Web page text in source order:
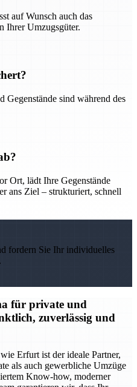
auf Wunsch auch das
Ihrer Umzugsgüter.
Gegenstände sind während des
Ort, lädt Ihre Gegenstände
ans Ziel – strukturiert, schnell
fordern Sie Ihr individuelles
für private und
zuverlässig und
Erfurt ist der ideale Partner,
als auch gewerbliche Umzüge
Know-how, moderner